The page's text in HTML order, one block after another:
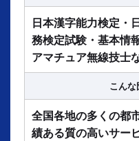
日本漢字能力検定・
務検定試験・基本情
アマチュア無線技士
こんな
全国各地の多くの都
績ある質の高いサー